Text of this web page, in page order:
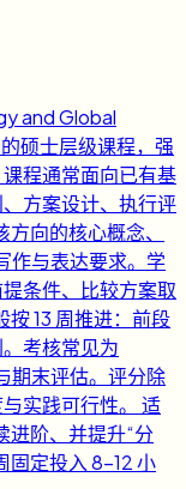
and Global
硕士层级课程，强
程通常面向已有基
方案设计、执行评
向的核心概念、
作与表达要求。学
条件、比较方案取
13 周推进：前段
考核常见为
期末评估。评分除
实践可行性。 适
进阶、并提升“分
固定投入 8-12 小